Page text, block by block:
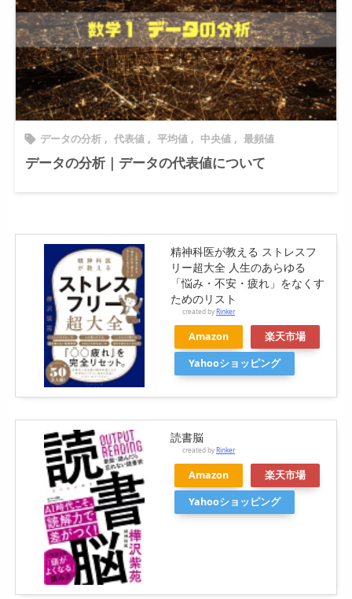
 データの分析 , 代表値 , 平均値 , 中央値 , 最頻値
データの分析｜データの代表値について
精神科医が教える ストレスフ
リー超大全 人生のあらゆる
「悩み・不安・疲れ」をなくす
ためのリスト
created byRinker
Amazon
楽天市場
Yahooショッピング
読書脳
created byRinker
Amazon
楽天市場
Yahooショッピング